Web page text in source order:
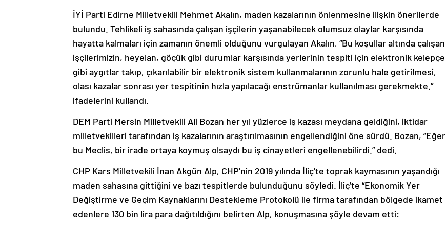
İYİ Parti Edirne Milletvekili Mehmet Akalın, maden kazalarının önlenmesine ilişkin önerilerde
bulundu. Tehlikeli iş sahasında çalışan işçilerin yaşanabilecek olumsuz olaylar karşısında
hayatta kalmaları için zamanın önemli olduğunu vurgulayan Akalın, “Bu koşullar altında çalışan
işçilerimizin, heyelan, göçük gibi durumlar karşısında yerlerinin tespiti için elektronik kelepçe
gibi aygıtlar takıp, çıkarılabilir bir elektronik sistem kullanmalarının zorunlu hale getirilmesi,
olası kazalar sonrası yer tespitinin hızla yapılacağı enstrümanlar kullanılması gerekmekte.”
ifadelerini kullandı.
DEM Parti Mersin Milletvekili Ali Bozan her yıl yüzlerce iş kazası meydana geldiğini, iktidar
milletvekilleri tarafından iş kazalarının araştırılmasının engellendiğini öne sürdü. Bozan, “Eğer
bu Meclis, bir irade ortaya koymuş olsaydı bu iş cinayetleri engellenebilirdi.” dedi.
CHP Kars Milletvekili İnan Akgün Alp, CHP’nin 2019 yılında İliç’te toprak kaymasının yaşandığı
maden sahasına gittiğini ve bazı tespitlerde bulunduğunu söyledi. İliç’te “Ekonomik Yer
Değiştirme ve Geçim Kaynaklarını Destekleme Protokolü ile firma tarafından bölgede ikamet
edenlere 130 bin lira para dağıtıldığını belirten Alp, konuşmasına şöyle devam etti: